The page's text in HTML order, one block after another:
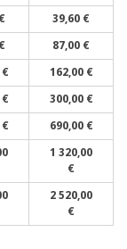
39,60 €
87,00 €
162,00 €
€
300,00 €
690,00 €
1 320,00
€
2 520,00
€